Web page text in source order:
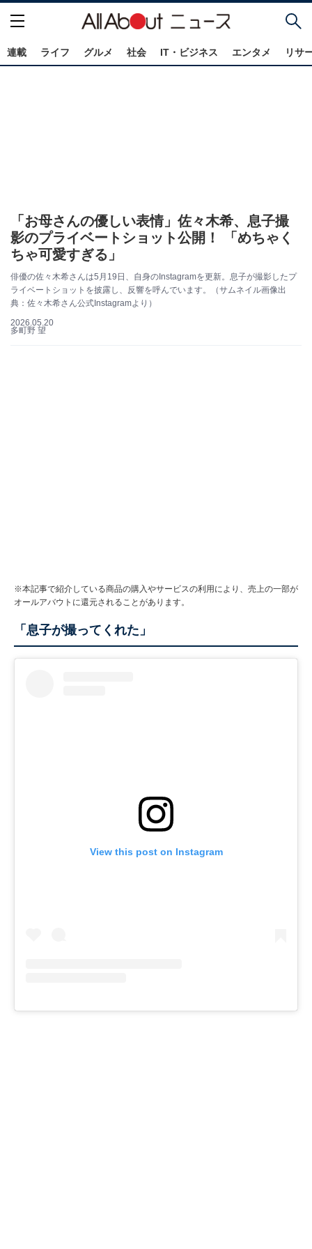
連載 ライフ グルメ 社会 IT・ビジネス エンタメ リサ
「お母さんの優しい表情」佐々木希、息子撮
影のプライベートショット公開！ 「めちゃく
ちゃ可愛すぎる」
俳優の佐々木希さんは5月19日、自身のInstagramを更新。息子が撮影したプ
ライベートショットを披露し、反響を呼んでいます。（サムネイル画像出
典：佐々木希さん公式Instagramより）
2026.05.20
多町野 望
※本記事で紹介している商品の購入やサービスの利用により、売上の一部が
オールアバウトに還元されることがあります。
「息子が撮ってくれた」
View this post on Instagram